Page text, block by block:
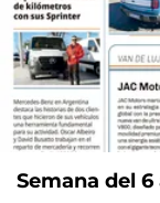
Semana del